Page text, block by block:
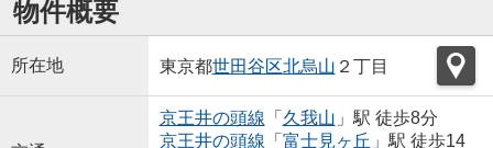
物件概要
所在地 東京都世田谷区北烏山 ２丁目
京王井の頭線 「 久我山 」駅 徒歩8分
京王井の頭線 「 富士見ヶ丘 」駅 徒歩14